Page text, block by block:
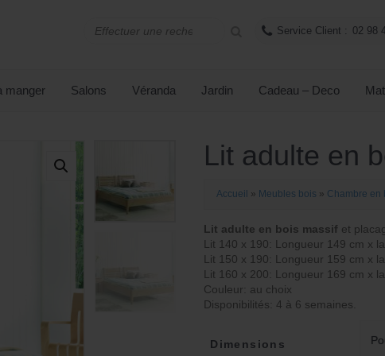
Service Client : 02 98
manger Salons Véranda Jardin Cadeau – Deco
Lit adulte en
Accueil » Meubles bois » Chambre en
Lit adulte en bois massif et
Lit 140 x 190: Longueur 149 cm x
Lit 150 x 190: Longueur 159 cm x
Lit 160 x 200: Longueur 169 cm x
Couleur: au choix
Disponibilités: 4 à 6 semaines.
Dimensions